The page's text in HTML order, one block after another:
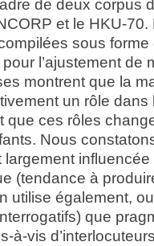
de deux corpus
et le HKU-
sous forme
l’ajustement de
montrent que la
un rôle dans
que ces rôles
Nous
(tendance à
utilise également,
que
à-vis